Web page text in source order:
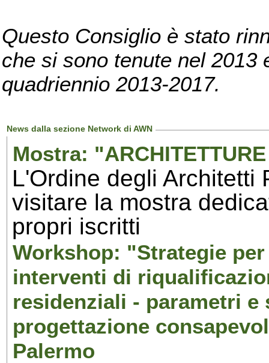
Questo Consiglio è stato
che si sono tenute nel 2013
quadriennio 2013-2017.
News dalla sezione Network di AWN
Mostra:
L'Ordine degli Architetti
visitare la mostra
propri iscritti
Workshop: "Strategie
interventi di
residenziali - parametri
progettazione
Palermo